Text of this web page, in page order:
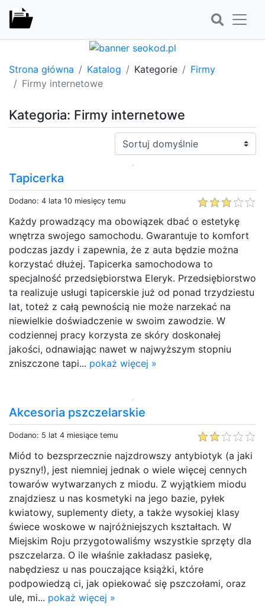
Strona główna Katalog Kategorie
Firmy
Firmy internetowe
Kategoria: Firmy internetowe
Sortuj:
Tapicerka
Dodano: 4 lata 10 miesięcy temu
Każdy prowadzący ma obowiązek dbać o estetykę
wnętrza swojego samochodu. Gwarantuje to komfort
podczas jazdy i zapewnia, że z auta będzie można
korzystać dłużej. Tapicerka samochodowa to
specjalność przedsiębiorstwa Eleryk. Przedsiębiorstwo
ta realizuje usługi tapicerskie już od ponad trzydziestu
lat, toteż z całą pewnością nie może narzekać na
niewielkie doświadczenie w swoim zawodzie. W
codziennej pracy korzysta ze skóry doskonałej
jakości, odnawiając nawet w najwyższym stopniu
zniszczone tapi... pokaż więcej »
Akcesoria pszczelarskie
Dodano: 5 lat 4 miesiące temu
Miód to bezsprzecznie najzdrowszy antybiotyk (a jaki
pyszny!), jest niemniej jednak o wiele więcej cennych
towarów wytwarzanych z miodu. Z wyjątkiem miodu
znajdziesz u nas kosmetyki na jego bazie, pyłek
kwiatowy, suplementy diety, a także wysokiej klasy
świece woskowe w najróżniejszych kształtach. W
Miejskim Roju przygotowaliśmy wszystkie sprzęty dla
pszczelarza. O ile właśnie zakładasz pasiekę,
nabędziesz u nas pouczające książki, które
podpowiedzą ci, jak opiekować się pszczołami, oraz
ule, mi... pokaż więcej »